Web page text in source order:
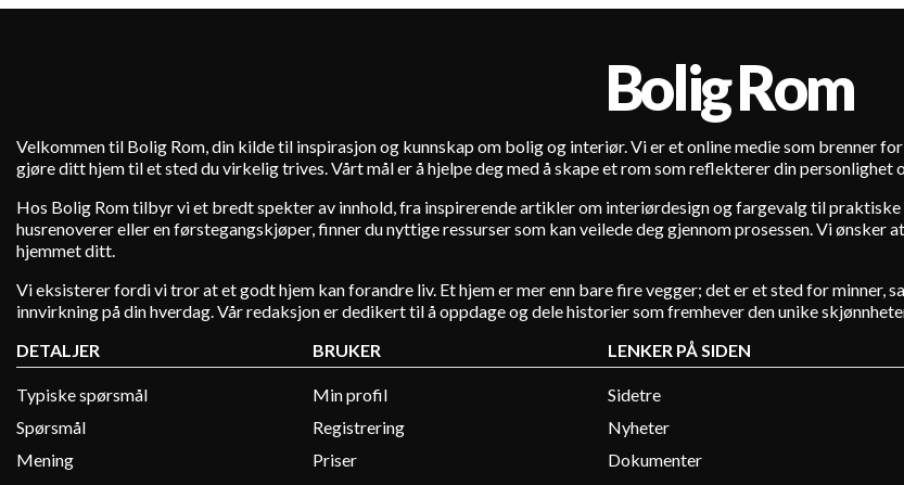
Bolig Rom
Velkommen til Bolig Rom, din kilde til inspirasjon og kunnskap om bolig og interiør. Vi er et online medie som brenner
gjøre ditt hjem til et sted du virkelig trives. Vårt mål er å hjelpe deg med å skape et rom som reflekterer din personlighet
Hos Bolig Rom tilbyr vi et bredt spekter av innhold, fra inspirerende artikler om interiørdesign og fargevalg til
husrenoverer eller en førstegangskjøper, finner du nyttige ressurser som kan veilede deg gjennom prosessen. Vi
hjemmet ditt.
Vi eksisterer fordi vi tror at et godt hjem kan forandre liv. Et hjem er mer enn bare fire vegger; det er et sted for minner,
innvirkning på din hverdag. Vår redaksjon er dedikert til å oppdage og dele historier som fremhever den unike
DETALJER
Typiske spørsmål
Spørsmål
Mening
BRUKER
Min profil
Registrering
Priser
LENKER PÅ SIDEN
Sidetre
Nyheter
Dokumenter